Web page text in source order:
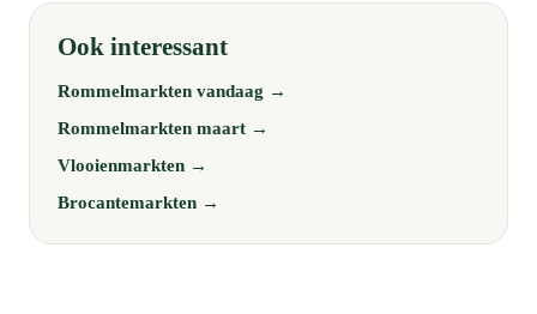
Ook interessant
Rommelmarkten vandaag →
Rommelmarkten maart →
Vlooienmarkten →
Brocantemarkten →